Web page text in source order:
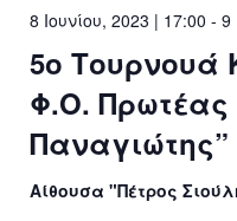
5ο Τουρνουά
Φ.Ο. Πρωτέας
Παναγιώτης”
8 Ιουνίου, 2023 | 17:00 - 9
Αίθουσα "Πέτρος